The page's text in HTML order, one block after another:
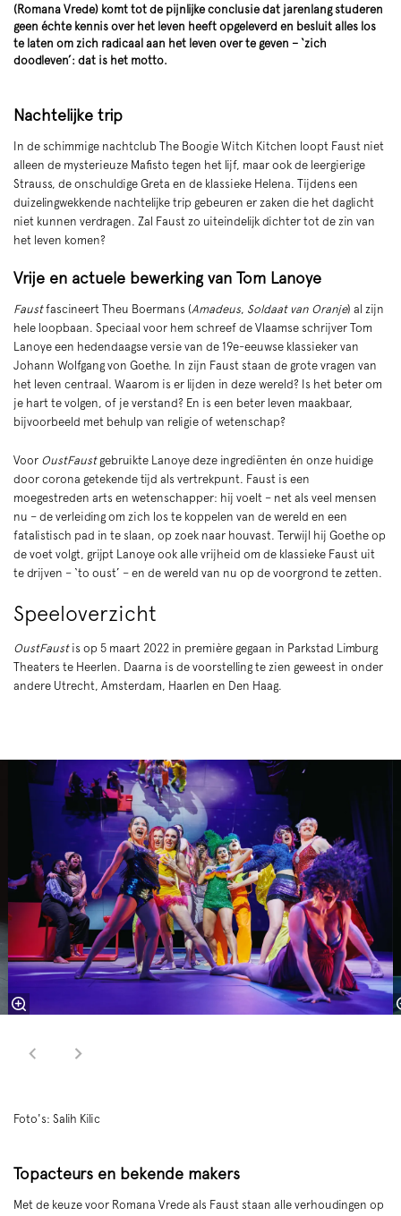
(Romana Vrede) komt tot de pijnlijke conclusie dat jarenlang studeren
geen échte kennis over het leven heeft opgeleverd en besluit alles los
te laten om zich radicaal aan het leven over te geven – ‘zich
doodleven’: dat is het motto.
Nachtelijke trip
In de schimmige nachtclub The Boogie Witch Kitchen loopt Faust niet
alleen de mysterieuze Mafisto tegen het lijf, maar ook de leergierige
Strauss, de onschuldige Greta en de klassieke Helena. Tijdens een
duizelingwekkende nachtelijke trip gebeuren er zaken die het daglicht
niet kunnen verdragen. Zal Faust zo uiteindelijk dichter tot de zin van
het leven komen?
Vrije en actuele bewerking van Tom Lanoye
Faustfascineert Theu Boermans (Amadeus, Soldaat van Oranje) al zijn
hele loopbaan. Speciaal voor hem schreef de Vlaamse schrijver Tom
Lanoye een hedendaagse versie van de 19e-eeuwse klassieker van
Johann Wolfgang von Goethe. In zijn Faust staan de grote vragen van
het leven centraal. Waarom is er lijden in deze wereld? Is het beter om
je hart te volgen, of je verstand? En is een beter leven maakbaar,
bijvoorbeeld met behulp van religie of wetenschap?
Voor OustFaustgebruikte Lanoye deze ingrediënten én onze huidige
door corona getekende tijd als vertrekpunt. Faust is een
moegestreden arts en wetenschapper: hij voelt – net als veel mensen
nu – de verleiding om zich los te koppelen van de wereld en een
fatalistisch pad in te slaan, op zoek naar houvast. Terwijl hij Goethe op
de voet volgt, grijpt Lanoye ook alle vrijheid om de klassieke Faust uit
te drijven – ‘to oust’ – en de wereld van nu op de voorgrond te zetten.
Speeloverzicht
OustFaust is op 5 maart 2022 in première gegaan in Parkstad Limburg
Theaters te Heerlen. Daarna is de voorstelling te zien geweest in onder
andere Utrecht, Amsterdam, Haarlen en Den Haag.
Foto's: Salih Kilic
Topacteurs en bekende makers
Met de keuze voor Romana Vrede als Faust staan alle verhoudingen op